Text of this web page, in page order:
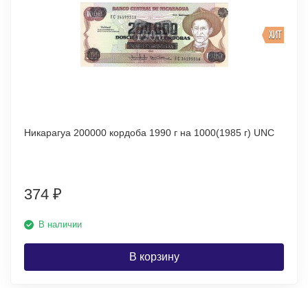
ХИТ
Никарагуа 200000 кордоба 1990 г на 1000(1985 г) UNC
374 ₽
В наличии
В корзину